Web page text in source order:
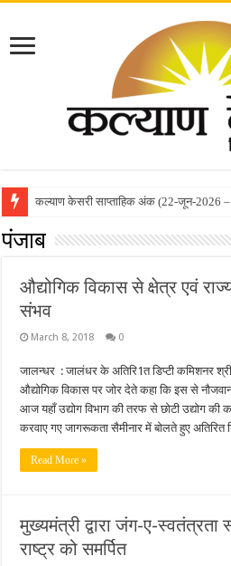
कल्याण केसरी साप्ताहिक अंक (22-जून-2026
पंजाब
औद्योगिक विकास से क्षेत्र एवं
संभव
March 8, 2018 0
जालन्धर : जालंधर के अतिरि1त डिप्टी कमिशनर
औद्योगिक विकास पर जोर देते कहा कि इस से
आज यहाँ उद्योग विभाग की तरफ से छोटी उद्योग
करवाए गए जागरूकता सैमीनार में बोलते हुए अतिरित
Read More »
मुख्यमंत्री द्वारा जंग-ए-
राष्ट्र को समर्पित